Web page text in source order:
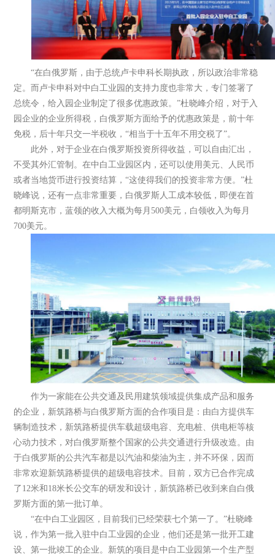
“在白俄罗斯，由于总统卢卡申科长期执政，所以政治非常稳
定。而卢卡申科对中白工业园的支持力度也非常大，专门签署了
总统令，给入园企业制定了很多优惠政策。”杜晓峰介绍，对于入
园企业的企业所得税，白俄罗斯方面给予的优惠政策是，前十年
免税，后十年只交一半税收，“相当于十五年不用交税了”。
此外，对于企业在白俄罗斯投资所得收益，可以自由汇出，
不受其外汇管制。在中白工业园区内，还可以使用美元、人民币
或者当地货币进行投资结算，“这使得我们的投资非常方便。”杜
晓峰说，还有一点非常重要，白俄罗斯人工成本较低，即便在首
都明斯克市，蓝领的收入大概为每月500美元，白领收入为每月
700美元。
作为一家能在公共交通及民用建筑领域提供集成产品和服务
的企业，新筑路桥与白俄罗斯方面的合作项目是：由白方提供车
辆制造技术，新筑路桥提供车载超级电容、充电桩、供电柜等核
心动力技术，对白俄罗斯整个国家的公共交通进行升级改造。由
于白俄罗斯的公共汽车都是以汽油和柴油为主，并不环保，因而
非常欢迎新筑路桥提供的超级电容技术。目前，双方已合作完成
了12米和18米长公交车的研发和设计，新筑路桥已收到来自白俄
罗斯方面的第一批订单。
“在中白工业园区，目前我们已经荣获七个第一了。”杜晓峰
说，作为第一批入驻中白工业园的企业，他们还是第一批开工建
设、第一批竣工的企业。新筑的项目是中白工业园第一个生产型